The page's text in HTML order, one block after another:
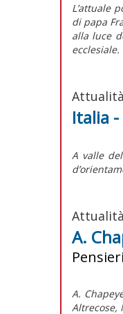
L’attuale
di papa
alla luce
ecclesiale.
Italia
A valle
A.
A.
Altrecose,